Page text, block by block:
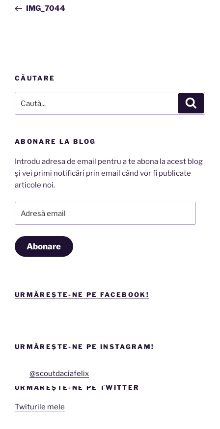
articole
anterior
IMG_7044
CĂUTARE
după:
ABONARE LA BLOG
Introdu adresa de email pentru a te abona la acest blog
și vei primi notificări prin email când vor fi publicate
articole noi.
Abonare
URMĂREȘTE-NE PE FACEBOOK!
URMĂREȘTE-NE PE INSTAGRAM!
@scoutdaciafelix
URMĂREȘTE-NE PE TWITTER
Twiturile mele